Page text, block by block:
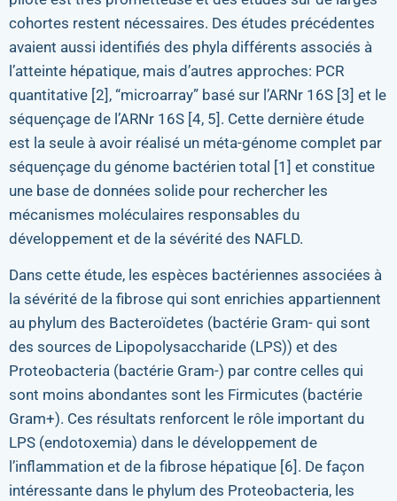
cohortes restent nécessaires. Des études précédentes
avaient aussi identifiés des phyla différents associés à
l’atteinte hépatique, mais d’autres approches: PCR
quantitative [2], “microarray” basé sur l’ARNr 16S [3] et le
séquençage de l’ARNr 16S [4, 5]. Cette dernière étude
est la seule à avoir réalisé un méta-génome complet par
séquençage du génome bactérien total [1] et constitue
une base de données solide pour rechercher les
mécanismes moléculaires responsables du
développement et de la sévérité des NAFLD.
Dans cette étude, les espèces bactériennes associées à
la sévérité de la fibrose qui sont enrichies appartiennent
au phylum des Bacteroïdetes (bactérie Gram- qui sont
des sources de Lipopolysaccharide (LPS)) et des
Proteobacteria (bactérie Gram-) par contre celles qui
sont moins abondantes sont les Firmicutes (bactérie
Gram+). Ces résultats renforcent le rôle important du
LPS (endotoxemia) dans le développement de
l’inflammation et de la fibrose hépatique [6]. De façon
intéressante dans le phylum des Proteobacteria, les